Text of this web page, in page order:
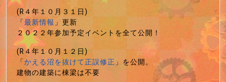
(R４年１０月３１日)
「最新情報」更新
２０２２年参加予定イベントを全て公開！
(R４年１０月１２日)
「かえる沼を抜けて正誤修正」を公開。
建物の建築に棟梁は不要